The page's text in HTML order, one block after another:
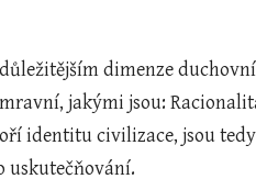
dimenze
jakými jsou:
identitu civilizace, jsou
uskutečňování.